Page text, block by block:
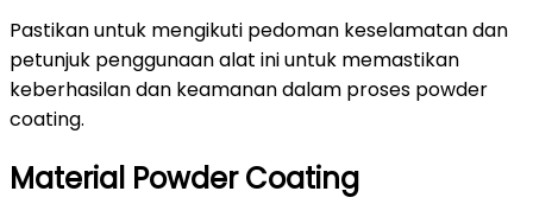
Pastikan untuk mengikuti pedoman keselamatan dan
petunjuk penggunaan alat ini untuk memastikan
keberhasilan dan keamanan dalam proses powder
coating.
Material Powder Coating